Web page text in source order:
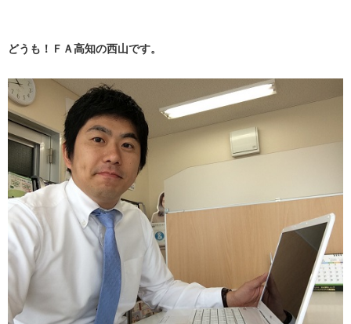
どうも！ ＦＡ高知の西山です。